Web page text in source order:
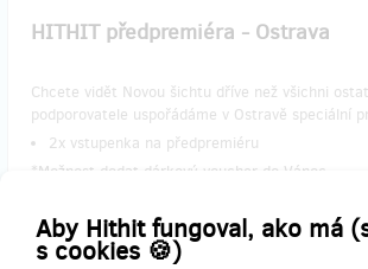
Aby Hithit fungoval, ako má
s cookies 🍪)
HITHIT předpremiéra - Ostrava
Chcete vidět Novou šichtu dříve než všichni
podporovatele uspořádáme v Ostravě speciální
​2x vstupenka na předpremiéru
*Možnost dodat dárkový voucher do Vánoc